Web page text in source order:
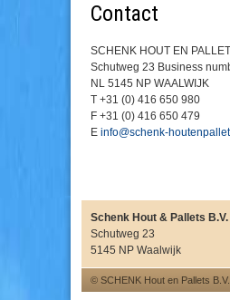
Contact
SCHENK HOUT EN
Schutweg 23 Business
NL 5145 NP WAALWIJK
T +31 (0) 416 650 980
F +31 (0) 416 650 479
E info@schenk-
Schenk Hout & Pallets B.V.
Schutweg 23
5145 NP Waalwijk
© SCHENK Hout en Pallets